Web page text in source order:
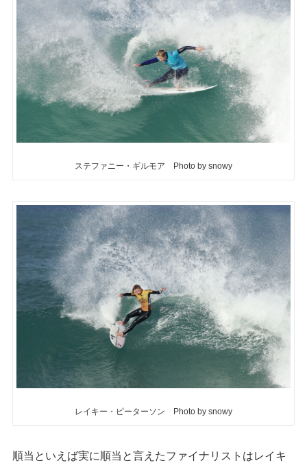
ステファニー・ギルモア Photo by snowy
レイキー・ピーターソン Photo by snowy
順当といえば実に順当と言えたファイナリストはレイキ